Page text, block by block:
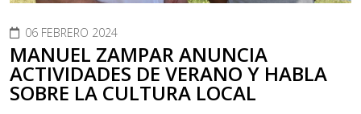
06 FEBRERO 2024
MANUEL ZAMPAR ANUNCIA
ACTIVIDADES DE VERANO Y HABLA
SOBRE LA CULTURA LOCAL